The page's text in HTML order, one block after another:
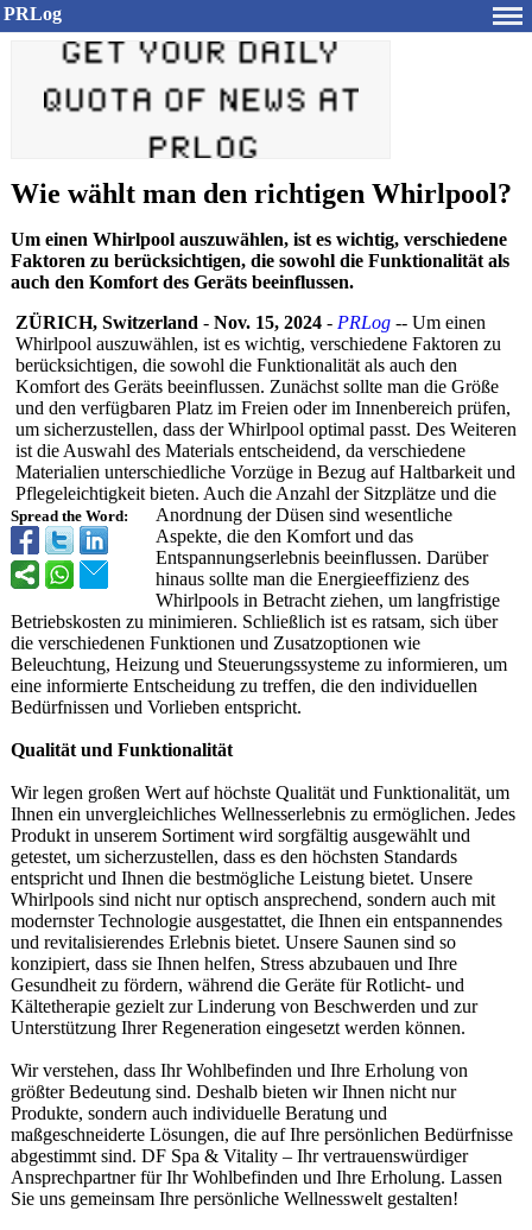
PRLog
Wie wählt man den richtigen Whirlpool?
Um einen Whirlpool auszuwählen, ist es wichtig, verschiedene
Faktoren zu berücksichtigen, die sowohl die Funktionalität als
auch den Komfort des Geräts beeinflussen.
Spread the Word:
ZÜRICH, Switzerland - Nov. 15, 2024 - PRLog -- Um einen
Whirlpool auszuwählen, ist es wichtig, verschiedene Faktoren zu
berücksichtigen, die sowohl die Funktionalität als auch den
Komfort des Geräts beeinflussen. Zunächst sollte man die Größe
und den verfügbaren Platz im Freien oder im Innenbereich prüfen,
um sicherzustellen, dass der Whirlpool optimal passt. Des Weiteren
ist die Auswahl des Materials entscheidend, da verschiedene
Materialien unterschiedliche Vorzüge in Bezug auf Haltbarkeit und
Pflegeleichtigkeit bieten. Auch die Anzahl der Sitzplätze und die
Anordnung der Düsen sind wesentliche
Aspekte, die den Komfort und das
Entspannungserlebnis beeinflussen. Darüber
hinaus sollte man die Energieeffizienz des
Whirlpools in Betracht ziehen, um langfristige
Betriebskosten zu minimieren. Schließlich ist es ratsam, sich über
die verschiedenen Funktionen und Zusatzoptionen wie
Beleuchtung, Heizung und Steuerungssysteme zu informieren, um
eine informierte Entscheidung zu treffen, die den individuellen
Bedürfnissen und Vorlieben entspricht.
Qualität und Funktionalität
Wir legen großen Wert auf höchste Qualität und Funktionalität, um
Ihnen ein unvergleichliches Wellnesserlebnis zu ermöglichen. Jedes
Produkt in unserem Sortiment wird sorgfältig ausgewählt und
getestet, um sicherzustellen, dass es den höchsten Standards
entspricht und Ihnen die bestmögliche Leistung bietet. Unsere
Whirlpools sind nicht nur optisch ansprechend, sondern auch mit
modernster Technologie ausgestattet, die Ihnen ein entspannendes
und revitalisierendes Erlebnis bietet. Unsere Saunen sind so
konzipiert, dass sie Ihnen helfen, Stress abzubauen und Ihre
Gesundheit zu fördern, während die Geräte für Rotlicht- und
Kältetherapie gezielt zur Linderung von Beschwerden und zur
Unterstützung Ihrer Regeneration eingesetzt werden können.
Wir verstehen, dass Ihr Wohlbefinden und Ihre Erholung von
größter Bedeutung sind. Deshalb bieten wir Ihnen nicht nur
Produkte, sondern auch individuelle Beratung und
maßgeschneiderte Lösungen, die auf Ihre persönlichen Bedürfnisse
abgestimmt sind. DF Spa & Vitality – Ihr vertrauenswürdiger
Ansprechpartner für Ihr Wohlbefinden und Ihre Erholung. Lassen
Sie uns gemeinsam Ihre persönliche Wellnesswelt gestalten!